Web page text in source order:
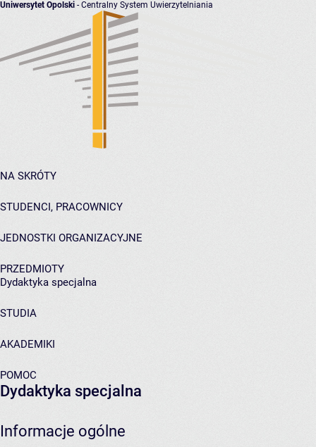
Uniwersytet Opolski - Centralny System Uwierzytelniania
NA SKRÓTY
STUDENCI, PRACOWNICY
JEDNOSTKI ORGANIZACYJNE
PRZEDMIOTY
Dydaktyka specjalna
STUDIA
AKADEMIKI
POMOC
Dydaktyka specjalna
Informacje ogólne